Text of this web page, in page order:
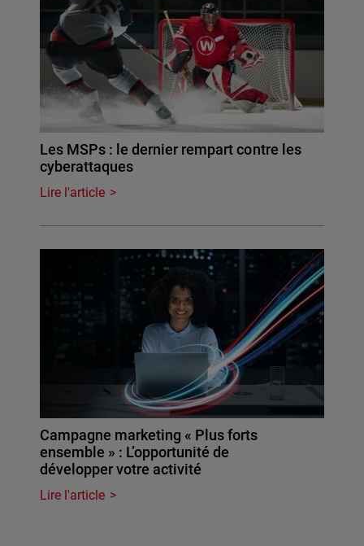
Les MSPs : le dernier rempart contre les
cyberattaques
Lire l'article
Campagne marketing « Plus forts
ensemble » : L’opportunité de
développer votre activité
Lire l'article